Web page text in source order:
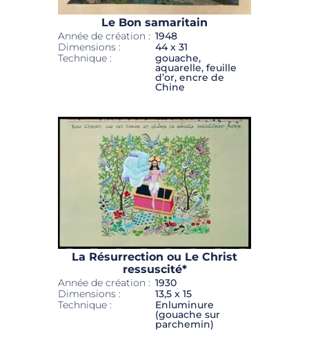
Le Bon samaritain
Année de création : 1948
Dimensions :
44 x 31
Technique :
gouache,
aquarelle, feuille
d’or, encre de
Chine
La Résurrection ou Le Christ
ressuscité*
Année de création : 1930
Dimensions :
13,5 x 15
Technique :
Enluminure
(gouache sur
parchemin)